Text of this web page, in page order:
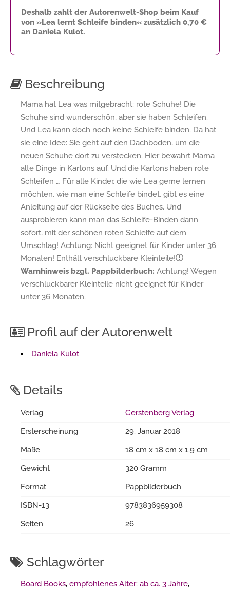
Deshalb zahlt der Autorenwelt-Shop beim Kauf
von »Lea lernt Schleife binden« zusätzlich 0,70 €
an Daniela Kulot.
Beschreibung
Mama hat Lea was mitgebracht: rote Schuhe! Die
Schuhe sind wunderschön, aber sie haben Schleifen.
Und Lea kann doch noch keine Schleife binden. Da hat
sie eine Idee: Sie geht auf den Dachboden, um die
neuen Schuhe dort zu verstecken. Hier bewahrt Mama
alte Dinge in Kartons auf. Und die Kartons haben rote
Schleifen … Für alle Kinder, die wie Lea gerne lernen
möchten, wie man eine Schleife bindet, gibt es eine
Anleitung auf der Rückseite des Buches. Und
ausprobieren kann man das Schleife-Binden dann
sofort, mit der schönen roten Schleife auf dem
Umschlag! Achtung: Nicht geeignet für Kinder unter 36
Monaten! Enthält verschluckbare Kleinteile!
Warnhinweis bzgl. Pappbilderbuch: Achtung! Wegen
verschluckbarer Kleinteile nicht geeignet für Kinder
unter 36 Monaten.
Profil auf der Autorenwelt
Daniela Kulot
Details
Verlag
Gerstenberg Verlag
Ersterscheinung
29. Januar 2018
Maße
18 cm x 18 cm x 1.9 cm
Gewicht
320 Gramm
Format
Pappbilderbuch
ISBN-13
9783836959308
Seiten
26
Schlagwörter
Board Books, empfohlenes Alter: ab ca. 3 Jahre,